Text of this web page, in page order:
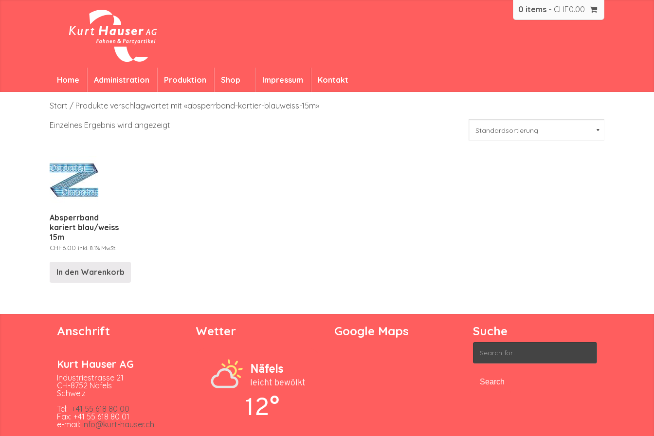
0 items - CHF0.00
Home Administration Produktion Shop Impressum Kontakt
Start / Produkte verschlagwortet mit «absperrband-kartier-blauweiss-15m»
Einzelnes Ergebnis wird angezeigt
Absperrband
kariert blau/weiss
15m
CHF6.00 inkl. 8.1% MwSt.
In den Warenkorb
Anschrift
Kurt Hauser AG
Industriestrasse 21
CH-8752 Näfels
Schweiz
Tel: +41 55 618 80 00
Fax: +41 55 618 80 01
e-mail: info@kurt-hauser.ch
Wetter
Näfels
leicht bewölkt
12°
Google Maps Suche
Search
for: